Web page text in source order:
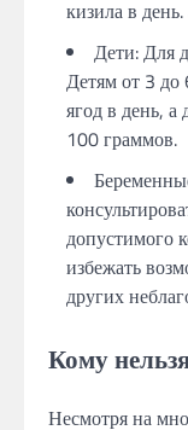
кизила в
Дети: Для
Детям от 3
ягод в день,
100 граммов.
допустимого
избежать
других
Кому
Несмотря на